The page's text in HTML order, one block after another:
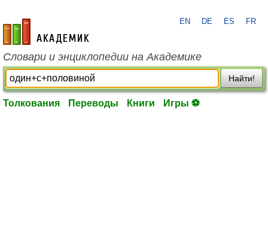
academic.ru
EN DE ES FR
Словари и энциклопедии на Академике
Найти!
Толкования Переводы Книги Игры ⚽